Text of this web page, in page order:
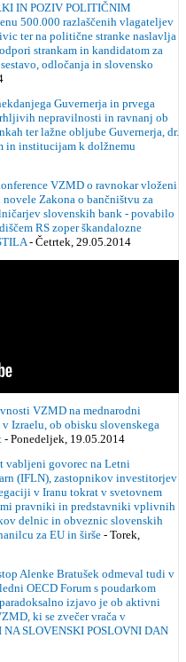
IN POZIV POLITIČNIM
500.000 razlaščenih vlagateljev
ter na politične stranke naslavlja
strankam in kandidatom za
odločanja in slovensko
Guvernerja in prvega
nepravilnosti in ravnanj ob
ter lažne obljube Guvernerja, dr.
in institucijam k dolžnemu
VZMD o ravnokar vloženi
Zakona o bančništvu za
slovenskih bank - povabilo
RS zoper škandalozne
- Četrtek, 29.05.2014
VZMD na mednarodni
Izraelu, ob obisku slovenskega
- Ponedeljek, 19.05.2014
vabljeni govorec na Letni
(IFLN), zastopnikov investitorjev
v Iranu tokrat v svetovnem
pravniki in predstavniki vplivnih
delnic in obveznic slovenskih
za EU in širše - Torek,
Alenke Bratušek odmeval tudi v
OECD Forum s poudarkom
izjavo je ob aktivni
ki se zvečer vrača v
SLOVENSKI POSLOVNI DAN